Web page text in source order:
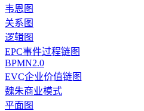
韦恩图
关系图
逻辑图
EPC事件过程链图
BPMN2.0
EVC企业价值链图
魏朱商业模式
平面图